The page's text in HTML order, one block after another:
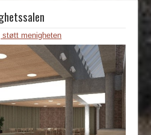
menigheten